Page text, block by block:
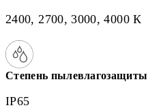
2400, 2700, 3000, 4000 К
Степень пылевлагозащиты
IP65